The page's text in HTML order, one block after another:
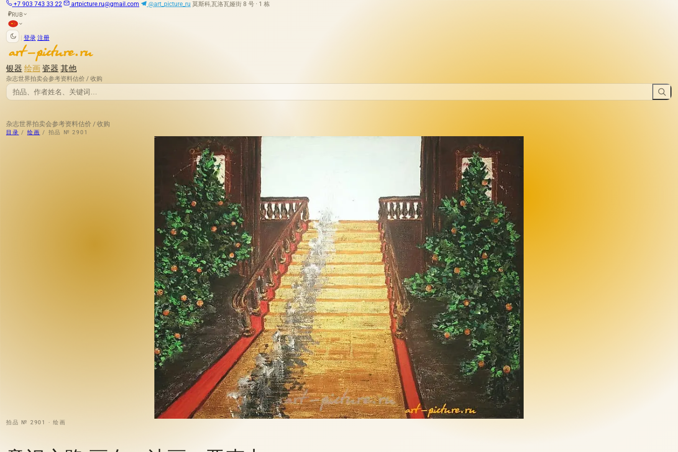
+7 903 743 33 22 artpicture.ru@gmail.com @art_picture_ru 莫斯科,瓦洛瓦娅街 8 号 · 1 栋
₽RUB
登录 注册
银器 绘画 瓷器 其他
杂志世界拍卖会参考资料估价 / 收购
杂志世界拍卖会参考资料估价 / 收购
目录 / 绘画 / 拍品 № 2901
拍品 № 2901 · 绘画